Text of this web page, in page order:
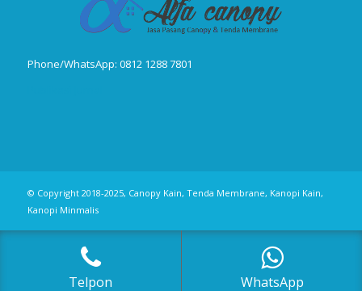
Phone/WhatsApp: 0812 1288 7801
© Copyright 2018-2025, Canopy Kain, Tenda Membrane, Kanopi Kain,
Kanopi Minmalis
Telpon WhatsApp